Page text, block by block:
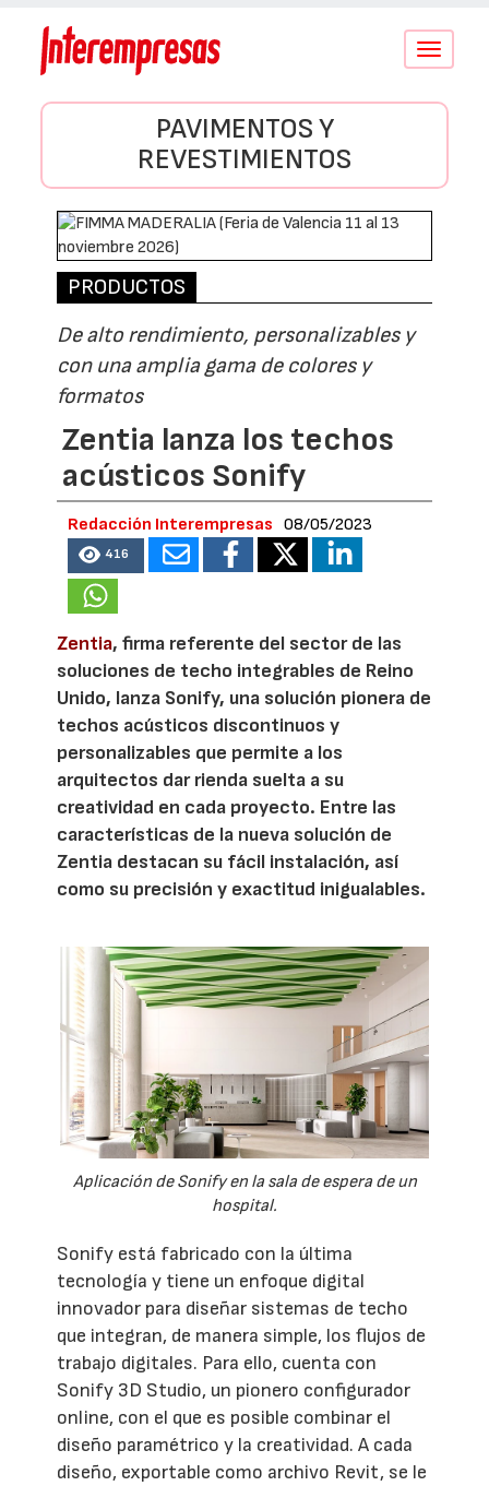
Conmutar
PAVIMENTOS Y
REVESTIMIENTOS
PRODUCTOS
De alto rendimiento, personalizables y
con una amplia gama de colores y
formatos
Zentia lanza los techos
acústicos Sonify
Redacción Interempresas 08/05/2023
416
Zentia, firma referente del sector de las
soluciones de techo integrables de Reino
Unido, lanza Sonify, una solución pionera de
techos acústicos discontinuos y
personalizables que permite a los
arquitectos dar rienda suelta a su
creatividad en cada proyecto. Entre las
características de la nueva solución de
Zentia destacan su fácil instalación, así
como su precisión y exactitud inigualables.
Aplicación de Sonify en la sala de espera de un
hospital.
Sonify está fabricado con la última
tecnología y tiene un enfoque digital
innovador para diseñar sistemas de techo
que integran, de manera simple, los flujos de
trabajo digitales. Para ello, cuenta con
Sonify 3D Studio, un pionero configurador
online, con el que es posible combinar el
diseño paramétrico y la creatividad. A cada
diseño, exportable como archivo Revit, se le